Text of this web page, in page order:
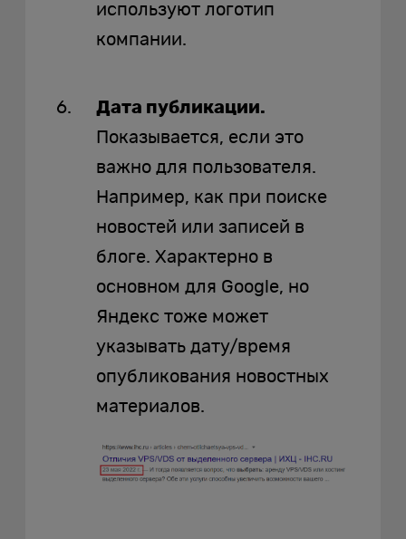
используют логотип
компании.
Дата публикации.
Показывается, если это
важно для пользователя.
Например, как при поиске
новостей или записей в
блоге. Характерно в
основном для Google, но
Яндекс тоже может
указывать дату/время
опубликования новостных
материалов.